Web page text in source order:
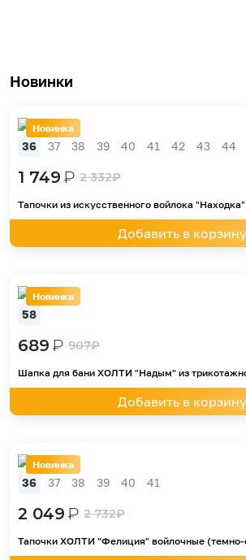
Новинки
Новинка
36 37 38 39 40 41 42 43 44
1 749₽ 2 332₽
Тапочки из искусственного войлока
Добавить в корзину
Новинка
58
689₽ 907₽
Шапка для бани ХОЛТИ "Надым" из
Добавить в корзину
Новинка
36 37 38 39 40 41
2 049₽ 2 732₽
Тапочки ХОЛТИ "Фелиция" войлочные